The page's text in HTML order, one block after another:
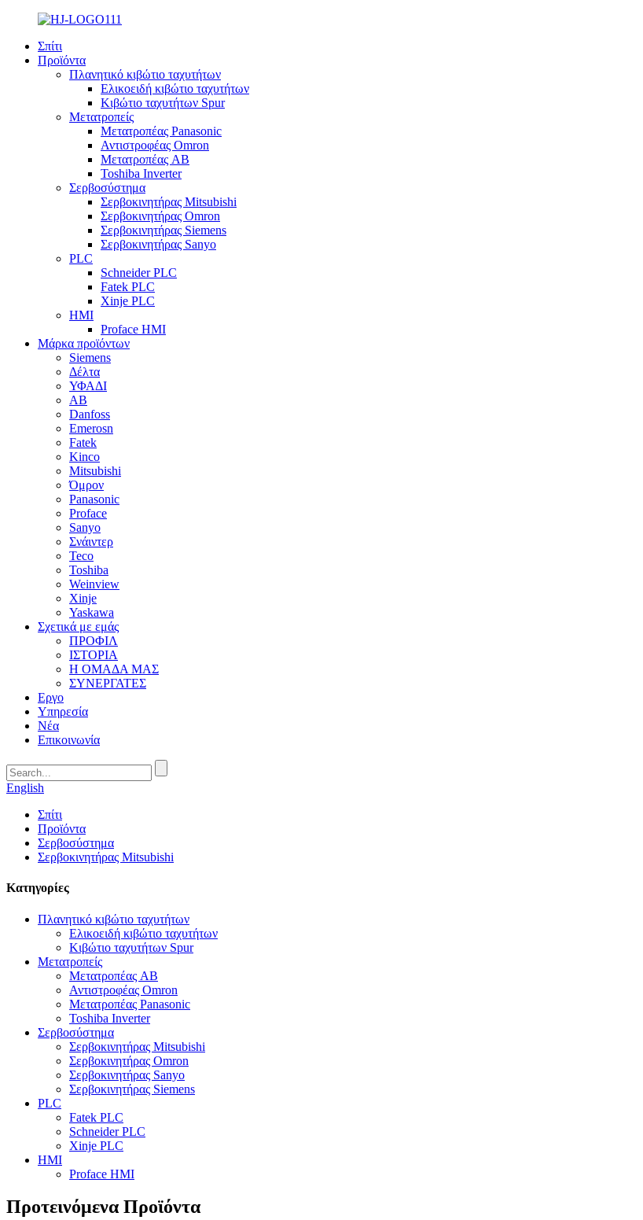
Σπίτι
Προϊόντα
Πλανητικό κιβώτιο ταχυτήτων
Ελικοειδή κιβώτιο ταχυτήτων
Κιβώτιο ταχυτήτων Spur
Μετατροπείς
Μετατροπέας Panasonic
Αντιστροφέας Omron
Μετατροπέας AB
Toshiba Inverter
Σερβοσύστημα
Σερβοκινητήρας Mitsubishi
Σερβοκινητήρας Omron
Σερβοκινητήρας Siemens
Σερβοκινητήρας Sanyo
PLC
Schneider PLC
Fatek PLC
Xinje PLC
HMI
Proface HMI
Μάρκα προϊόντων
Siemens
Δέλτα
ΥΦΑΔΙ
AB
Danfoss
Emerosn
Fatek
Kinco
Mitsubishi
Όμρον
Panasonic
Proface
Sanyo
Σνάιντερ
Teco
Toshiba
Weinview
Xinje
Yaskawa
Σχετικά με εμάς
ΠΡΟΦΙΛ
ΙΣΤΟΡΙΑ
Η ΟΜΑΔΑ ΜΑΣ
ΣΥΝΕΡΓΑΤΕΣ
Εργο
Υπηρεσία
Νέα
Επικοινωνία
English
Σπίτι
Προϊόντα
Σερβοσύστημα
Σερβοκινητήρας Mitsubishi
Κατηγορίες
Πλανητικό κιβώτιο ταχυτήτων
Ελικοειδή κιβώτιο ταχυτήτων
Κιβώτιο ταχυτήτων Spur
Μετατροπείς
Μετατροπέας AB
Αντιστροφέας Omron
Μετατροπέας Panasonic
Toshiba Inverter
Σερβοσύστημα
Σερβοκινητήρας Mitsubishi
Σερβοκινητήρας Omron
Σερβοκινητήρας Sanyo
Σερβοκινητήρας Siemens
PLC
Fatek PLC
Schneider PLC
Xinje PLC
HMI
Proface HMI
Προτεινόμενα Προϊόντα